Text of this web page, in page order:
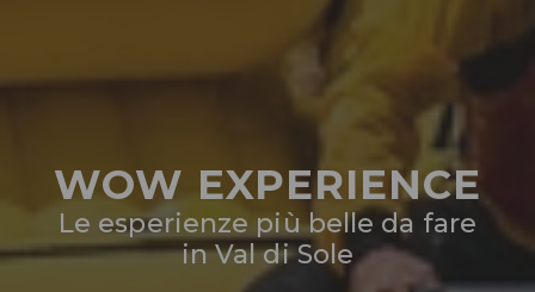
WOW EXPERIENCE
Le esperienze più belle da fare
in Val di Sole